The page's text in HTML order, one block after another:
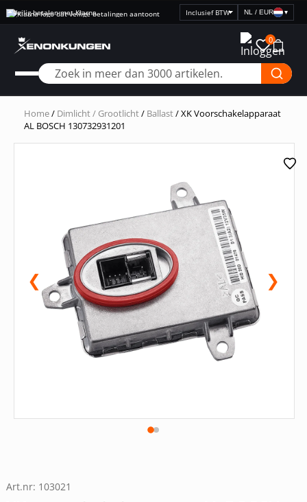
Veilig betalen met Klarna
Selecteer
prijsweergave
NL / EUR ▾
0
Home/ Dimlicht / Grootlicht/ Ballast/ XK Voorschakelapparaat
AL BOSCH 130732931201
❮ ❯
Art.nr: 103021